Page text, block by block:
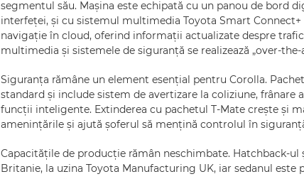
segmentul său. Mașina este echipată cu un panou de bord
interfeței, și cu sistemul multimedia Toyota Smart
navigație în cloud, oferind informații actualizate despre
multimedia și sistemele de siguranță se realizează „over-the-
Siguranța rămâne un element esențial pentru Corolla.
standard și include sistem de avertizare la coliziune,
funcții inteligente. Extinderea cu pachetul T-Mate crește și
amenințările și ajută șoferul să mențină controlul în
Capacitățile de producție rămân neschimbate. Hatchback-
Britanie, la uzina Toyota Manufacturing UK, iar sedanul